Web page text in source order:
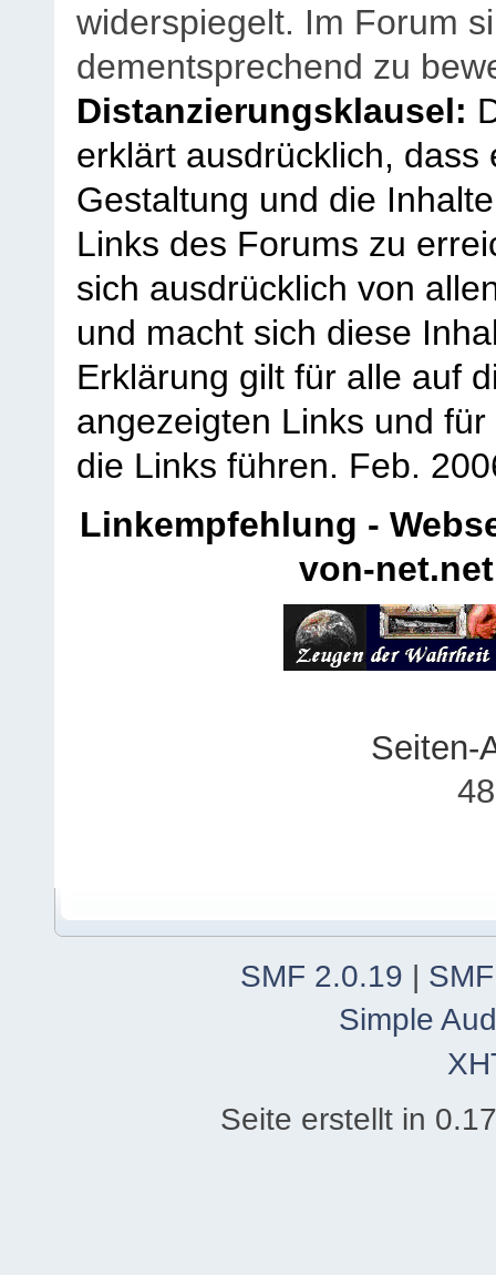
widerspiegelt. Im Forum
dementsprechend zu
Distanzierungsklausel:
erklärt ausdrücklich,
Gestaltung und die
Links des Forums zu
sich ausdrücklich von
und macht sich diese
Erklärung gilt für alle auf
angezeigten Links und
die Links führen. Feb.
Linkempfehlung -
von-net.net
Seiten-
SMF 2.0.19 |
Simple
Seite erstellt in